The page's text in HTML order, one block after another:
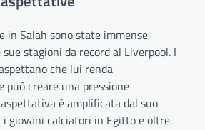
in Salah sono state immense,
stagioni da record al Liverpool. I
che lui renda
può creare una pressione
è amplificata dal suo
giovani calciatori in Egitto e oltre.